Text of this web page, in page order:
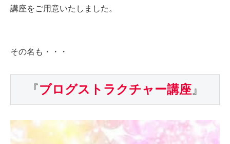
講座をご用意いたしました。
その名も・・・
『ブログストラクチャー講座』